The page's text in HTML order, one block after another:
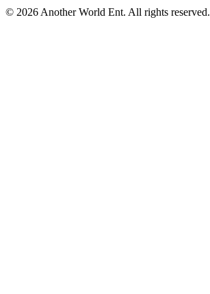
© 2026 Another World Ent. All rights reserved.